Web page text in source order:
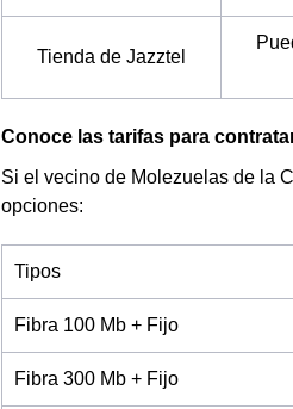
Tienda de Jazztel
Conoce las tarifas para
Si el vecino de Molezuelas de la
opciones:
Tipos
Fibra 100 Mb + Fijo
Fibra 300 Mb + Fijo